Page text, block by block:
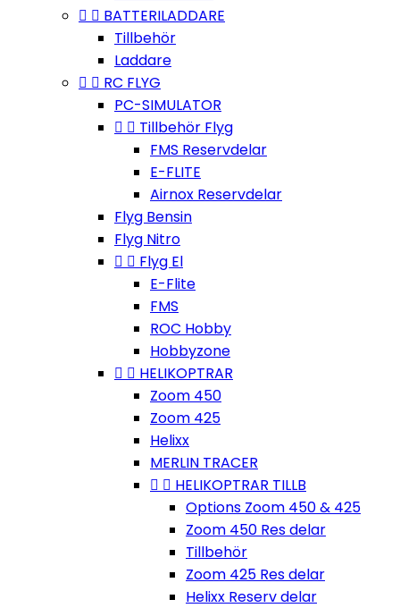
  BATTERILADDARE
Tillbehör
Laddare
  RC FLYG
PC-SIMULATOR
  Tillbehör Flyg
FMS Reservdelar
E-FLITE
Airnox Reservdelar
Flyg Bensin
Flyg Nitro
  Flyg El
E-Flite
FMS
ROC Hobby
Hobbyzone
  HELIKOPTRAR
Zoom 450
Zoom 425
Helixx
MERLIN TRACER
  HELIKOPTRAR TILLB
Options Zoom 450 & 425
Zoom 450 Res delar
Tillbehör
Zoom 425 Res delar
Helixx Reserv delar